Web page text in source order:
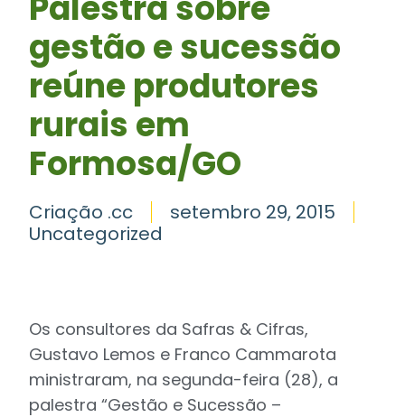
gestão e sucessão
reúne produtores
rurais em
Formosa/GO
Criação .cc
setembro 29, 2015
Uncategorized
Os consultores da Safras & Cifras,
Gustavo Lemos e Franco Cammarota
ministraram, na segunda-feira (28), a
palestra “Gestão e Sucessão –